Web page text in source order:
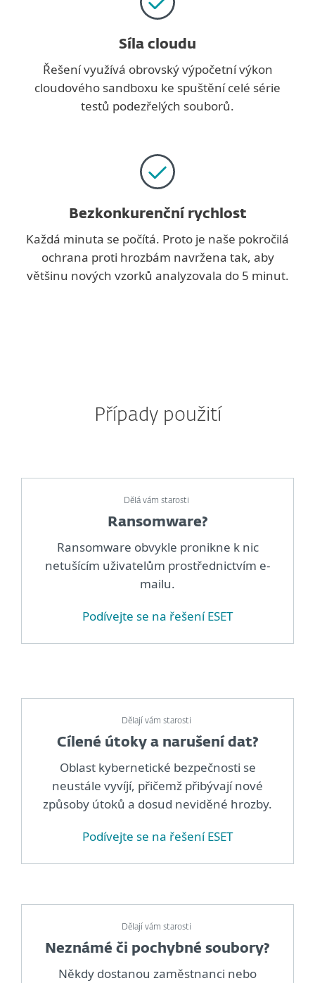
Síla cloudu
Řešení využívá obrovský výpočetní výkon
cloudového sandboxu ke spuštění celé série
testů podezřelých souborů.
Bezkonkurenční rychlost
Každá minuta se počítá. Proto je naše pokročilá
ochrana proti hrozbám navržena tak, aby
většinu nových vzorků analyzovala do 5 minut.
Případy použití
Dělá vám starosti
Ransomware?
Ransomware obvykle pronikne k nic
netušícím uživatelům prostřednictvím e-
mailu.
Podívejte se na řešení ESET
Dělají vám starosti
Cílené útoky a narušení dat?
Oblast kybernetické bezpečnosti se
neustále vyvíjí, přičemž přibývají nové
způsoby útoků a dosud neviděné hrozby.
Podívejte se na řešení ESET
Dělají vám starosti
Neznámé či pochybné soubory?
Někdy dostanou zaměstnanci nebo